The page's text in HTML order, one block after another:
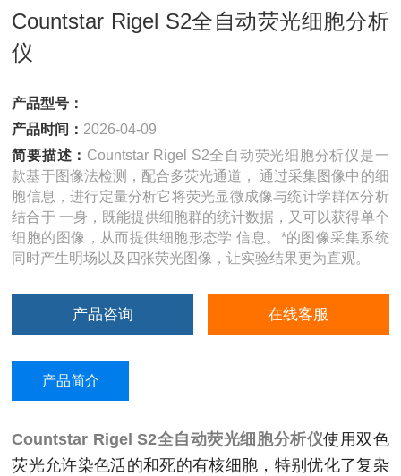
Countstar Rigel S2全自动荧光细胞分析
仪
产品型号：
产品时间： 2026-04-09
简要描述： Countstar Rigel S2全自动荧光细胞分析仪是一
款基于图像法检测，配合多荧光通道， 通过采集图像中的细
胞信息，进行定量分析它将荧光显微成像与统计学群体分析
结合于 一身，既能提供细胞群的统计数据，又可以获得单个
细胞的图像，从而提供细胞形态学 信息。*的图像采集系统
同时产生明场以及四张荧光图像，让实验结果更为直观。
产品咨询 在线客服
产品简介
Countstar Rigel S2全自动荧光细胞分析仪使用双色
荧光允许染色活的和死的有核细胞，特别优化了复杂